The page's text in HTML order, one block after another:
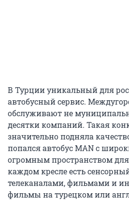
В Турции уникальный для
автобусный сервис.
обслуживают не
десятки компаний. Такая
значительно подняла
попался автобус MAN с
огромным пространством для
каждом кресле есть
телеканалами, фильмами и
фильмы на турецком или